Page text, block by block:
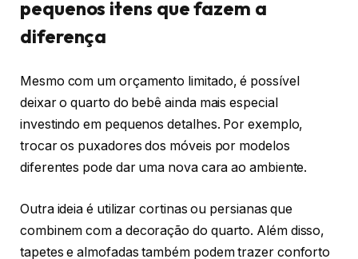
pequenos itens que fazem a
diferença
Mesmo com um orçamento limitado, é possível
deixar o quarto do bebê ainda mais especial
investindo em pequenos detalhes. Por exemplo,
trocar os puxadores dos móveis por modelos
diferentes pode dar uma nova cara ao ambiente.
Outra ideia é utilizar cortinas ou persianas que
combinem com a decoração do quarto. Além disso,
tapetes e almofadas também podem trazer conforto